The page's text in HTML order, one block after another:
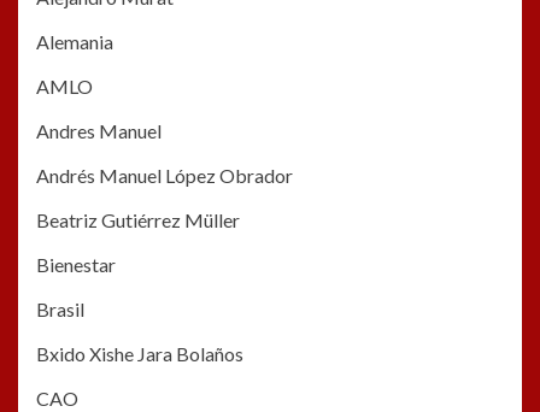
Alemania
AMLO
Andres Manuel
Andrés Manuel López Obrador
Beatriz Gutiérrez Müller
Bienestar
Brasil
Bxido Xishe Jara Bolaños
CAO